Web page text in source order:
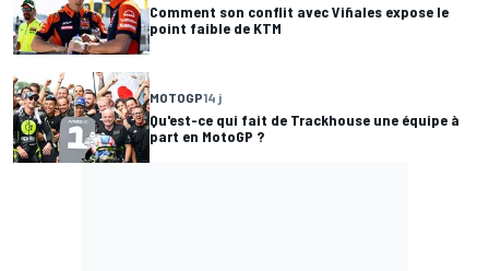
Comment son conflit avec Viñales expose le
point faible de KTM
MOTOGP14 j
Qu'est-ce qui fait de Trackhouse une équipe à
part en MotoGP ?